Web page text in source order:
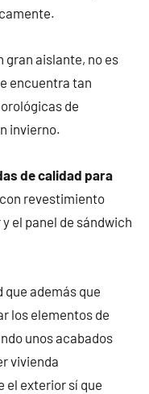
gran aislante, no es
encuentra tan
de
invierno.
de calidad para
revestimiento
el panel de sándwich
además que
los elementos de
unos acabados
vivienda
el exterior sí que